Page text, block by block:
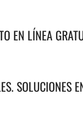
EN LÍNEA
SOLUCIONES